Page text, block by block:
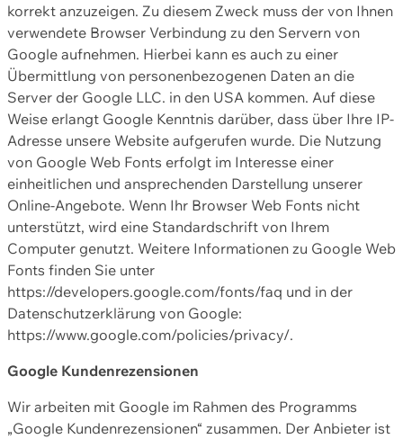
korrekt anzuzeigen. Zu diesem Zweck muss der von Ihnen
verwendete Browser Verbindung zu den Servern von
Google aufnehmen. Hierbei kann es auch zu einer
Übermittlung von personenbezogenen Daten an die
Server der Google LLC. in den USA kommen. Auf diese
Weise erlangt Google Kenntnis darüber, dass über Ihre IP-
Adresse unsere Website aufgerufen wurde. Die Nutzung
von Google Web Fonts erfolgt im Interesse einer
einheitlichen und ansprechenden Darstellung unserer
Online-Angebote. Wenn Ihr Browser Web Fonts nicht
unterstützt, wird eine Standardschrift von Ihrem
Computer genutzt. Weitere Informationen zu Google Web
Fonts finden Sie unter
https://developers.google.com/fonts/faq und in der
Datenschutzerklärung von Google:
https://www.google.com/policies/privacy/.
Google Kundenrezensionen
Wir arbeiten mit Google im Rahmen des Programms
„Google Kundenrezensionen“ zusammen. Der Anbieter ist